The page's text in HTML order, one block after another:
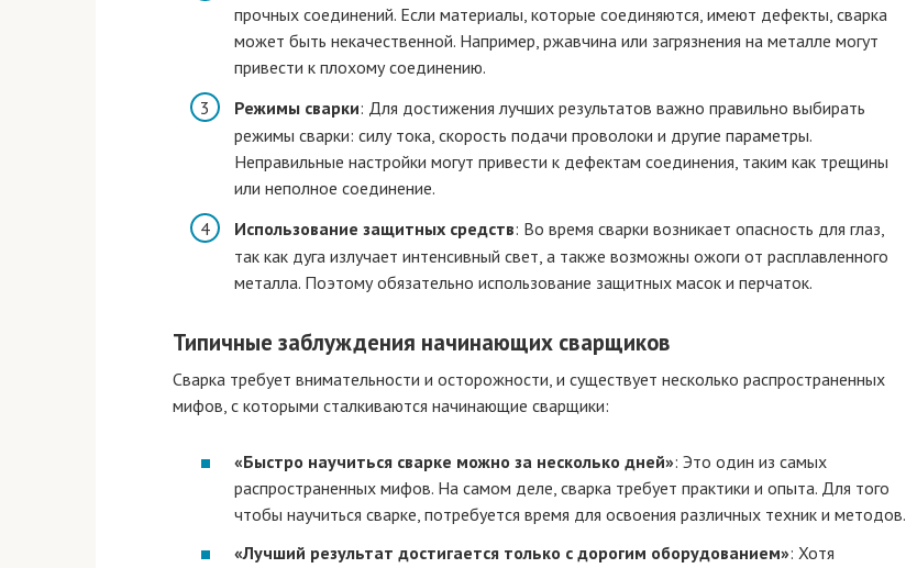
прочных соединений. Если материалы, которые соединяются, имеют дефекты, сварка
может быть некачественной. Например, ржавчина или загрязнения на металле могут
привести к плохому соединению.
Режимы сварки: Для достижения лучших результатов важно правильно выбирать
режимы сварки: силу тока, скорость подачи проволоки и другие параметры.
Неправильные настройки могут привести к дефектам соединения, таким как трещины
или неполное соединение.
Использование защитных средств: Во время сварки возникает опасность для глаз,
так как дуга излучает интенсивный свет, а также возможны ожоги от расплавленного
металла. Поэтому обязательно использование защитных масок и перчаток.
Типичные заблуждения начинающих сварщиков
Сварка требует внимательности и осторожности, и существует несколько распространенных
мифов, с которыми сталкиваются начинающие сварщики:
«Быстро научиться сварке можно за несколько дней»: Это один из самых
распространенных мифов. На самом деле, сварка требует практики и опыта. Для того
чтобы научиться сварке, потребуется время для освоения различных техник и методов.
«Лучший результат достигается только с дорогим оборудованием»: Хотя